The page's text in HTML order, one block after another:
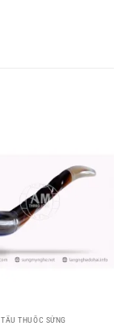
TẨU THUỐC SỪNG